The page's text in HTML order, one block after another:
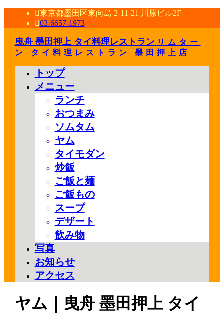
東京都墨田区東向島 2-11-21 川原ビル2F
03-6657-1973
曳舟 墨田押上 タイ料理レストラン リムター
ン タイ料理レストラン 墨田押上店
トップ
メニュー
ランチ
おつまみ
ソムタム
ヤム
タイモダン
炒飯
ご飯と麺
ご飯もの
スープ
デザート
飲み物
写真
お知らせ
アクセス
ヤム｜曳舟 墨田押上 タイ